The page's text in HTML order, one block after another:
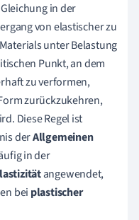
in der
von elastischer zu
unter Belastung
Punkt, an dem
zu verformen,
zurückzukehren,
Diese Regel ist
derAllgemeinen
in der
angewendet,
bei plastischer